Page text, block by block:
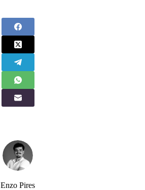
Enzo Pires